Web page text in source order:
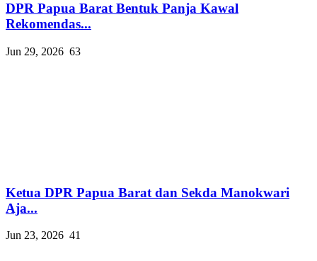
DPR Papua Barat Bentuk Panja Kawal
Rekomendas...
Jun 29, 2026 63
Ketua DPR Papua Barat dan Sekda Manokwari
Aja...
Jun 23, 2026 41